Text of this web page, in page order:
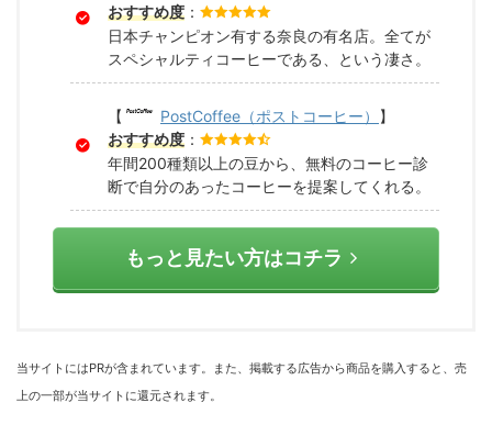
おすすめ度 ：
日本チャンピオン有する奈良の有名店。全てが
スペシャルティコーヒーである、という凄さ。
【 PostCoffee（ポストコーヒー）
】
おすすめ度 ：
年間200種類以上の豆から、無料のコーヒー診
断で自分のあったコーヒーを提案してくれる。
もっと見たい方はコチラ
当サイトにはPRが含まれています。また、掲載する広告から商品を購入すると、売
上の一部が当サイトに還元されます。